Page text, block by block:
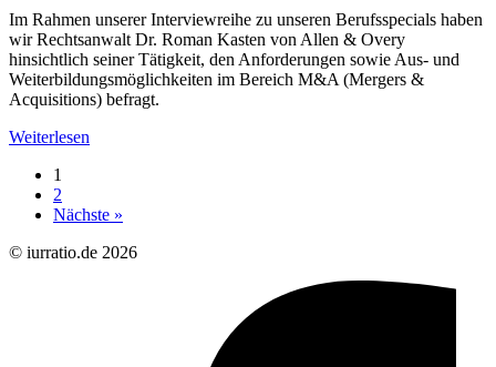
Im Rahmen unserer Interviewreihe zu unseren Berufsspecials haben
wir Rechtsanwalt Dr. Roman Kasten von Allen & Overy
hinsichtlich seiner Tätigkeit, den Anforderungen sowie Aus- und
Weiterbildungsmöglichkeiten im Bereich M&A (Mergers &
Acquisitions) befragt.
Weiterlesen
1
2
Nächste »
© iurratio.de 2026